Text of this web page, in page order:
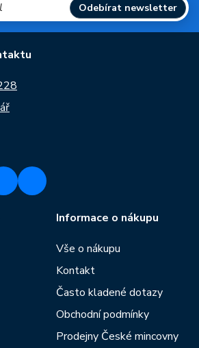
Odebírat newsletter
Informace o nákupu
Vše o nákupu
Kontakt
Často kladené dotazy
Obchodní podmínky
Prodejny České mincovny